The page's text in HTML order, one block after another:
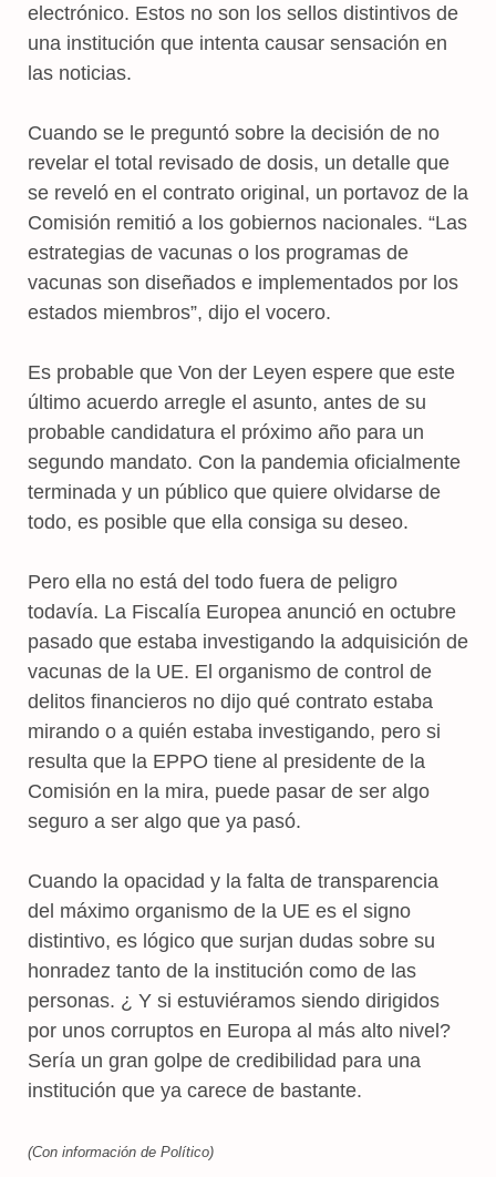
electrónico. Estos no son los sellos distintivos de
una institución que intenta causar sensación en
las noticias.
Cuando se le preguntó sobre la decisión de no
revelar el total revisado de dosis, un detalle que
se reveló en el contrato original, un portavoz de la
Comisión remitió a los gobiernos nacionales. “Las
estrategias de vacunas o los programas de
vacunas son diseñados e implementados por los
estados miembros”, dijo el vocero.
Es probable que Von der Leyen espere que este
último acuerdo arregle el asunto, antes de su
probable candidatura el próximo año para un
segundo mandato. Con la pandemia oficialmente
terminada y un público que quiere olvidarse de
todo, es posible que ella consiga su deseo.
Pero ella no está del todo fuera de peligro
todavía. La Fiscalía Europea anunció en octubre
pasado que estaba investigando la adquisición de
vacunas de la UE. El organismo de control de
delitos financieros no dijo qué contrato estaba
mirando o a quién estaba investigando, pero si
resulta que la EPPO tiene al presidente de la
Comisión en la mira, puede pasar de ser algo
seguro a ser algo que ya pasó.
Cuando la opacidad y la falta de transparencia
del máximo organismo de la UE es el signo
distintivo, es lógico que surjan dudas sobre su
honradez tanto de la institución como de las
personas. ¿ Y si estuviéramos siendo dirigidos
por unos corruptos en Europa al más alto nivel?
Sería un gran golpe de credibilidad para una
institución que ya carece de bastante.
(Con información de Político)